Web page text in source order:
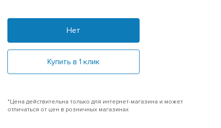
Нет
Купить в 1 клик
*Цена действительна только для интернет-магазина и может
отличаться от цен в розничных магазинах